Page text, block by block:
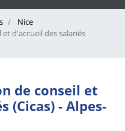
Nice
d'accueil des salariés
de conseil et
(Cicas) - Alpes-